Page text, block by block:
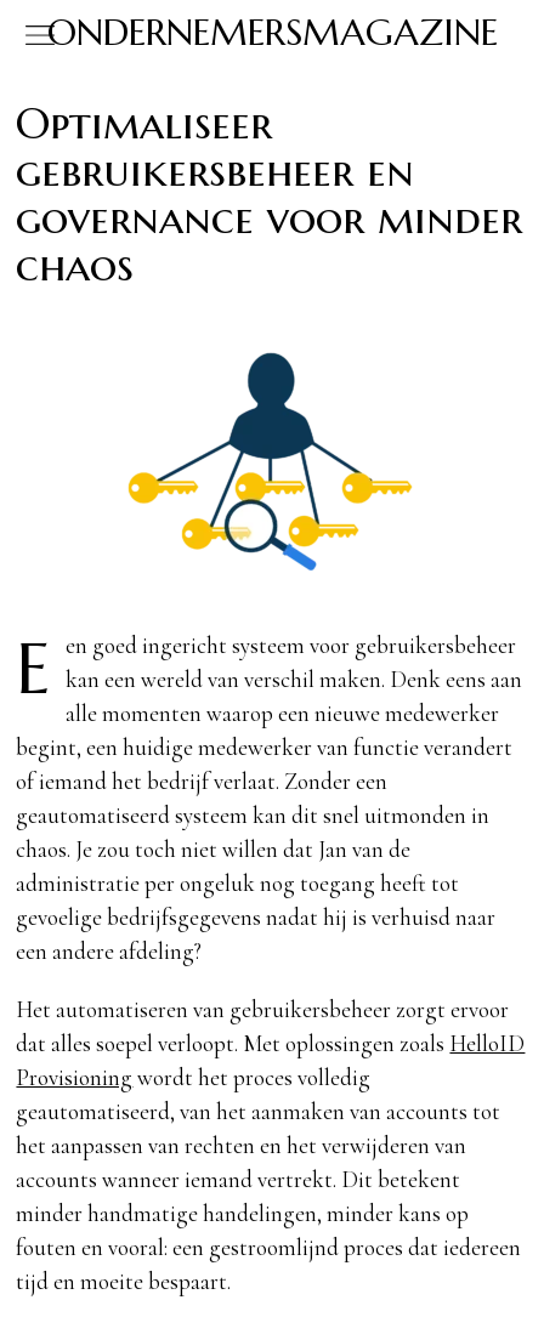
ONDERNEMERSMAGAZINE
Optimaliseer
gebruikersbeheer en
governance voor minder
chaos
E
en goed ingericht systeem voor gebruikersbeheer
kan een wereld van verschil maken. Denk eens aan
alle momenten waarop een nieuwe medewerker
begint, een huidige medewerker van functie verandert
of iemand het bedrijf verlaat. Zonder een
geautomatiseerd systeem kan dit snel uitmonden in
chaos. Je zou toch niet willen dat Jan van de
administratie per ongeluk nog toegang heeft tot
gevoelige bedrijfsgegevens nadat hij is verhuisd naar
een andere afdeling?
Het automatiseren van gebruikersbeheer zorgt ervoor
dat alles soepel verloopt. Met oplossingen zoals HelloID
Provisioning wordt het proces volledig
geautomatiseerd, van het aanmaken van accounts tot
het aanpassen van rechten en het verwijderen van
accounts wanneer iemand vertrekt. Dit betekent
minder handmatige handelingen, minder kans op
fouten en vooral: een gestroomlijnd proces dat iedereen
tijd en moeite bespaart.